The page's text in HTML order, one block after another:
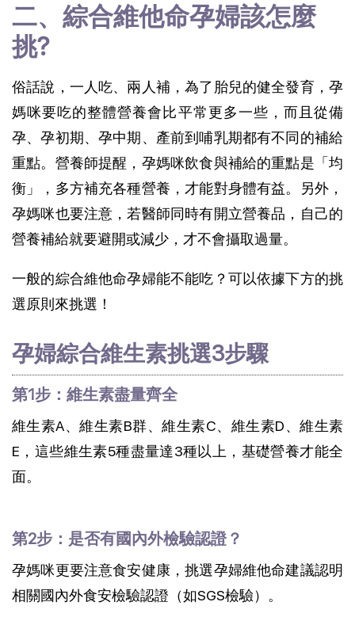
二、綜合維他命孕婦該怎麼
挑?
俗話說，一人吃、兩人補，為了胎兒的健全發育，孕
媽咪要吃的整體營養會比平常更多一些，而且從備
孕、孕初期、孕中期、產前到哺乳期都有不同的補給
重點。營養師提醒，孕媽咪飲食與補給的重點是「均
衡」，多方補充各種營養，才能對身體有益。另外，
孕媽咪也要注意，若醫師同時有開立營養品，自己的
營養補給就要避開或減少，才不會攝取過量。
一般的綜合維他命孕婦能不能吃？可以依據下方的挑
選原則來挑選！
孕婦綜合維生素挑選3步驟
第1步：維生素盡量齊全
維生素A、維生素B群、維生素C、維生素D、維生素
E，這些維生素5種盡量達3種以上，基礎營養才能全
面。
第2步：是否有國內外檢驗認證？
孕媽咪更要注意食安健康，挑選孕婦維他命建議認明
相關國內外食安檢驗認證（如SGS檢驗）。